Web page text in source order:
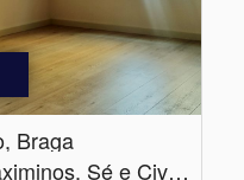
Braga
Braga, Braga, Braga (Maximinos, Sé e Cividade)